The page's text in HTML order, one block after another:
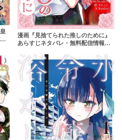
漫画『見捨てられた推しのために』
あらすじネタバレ・無料配信情報！